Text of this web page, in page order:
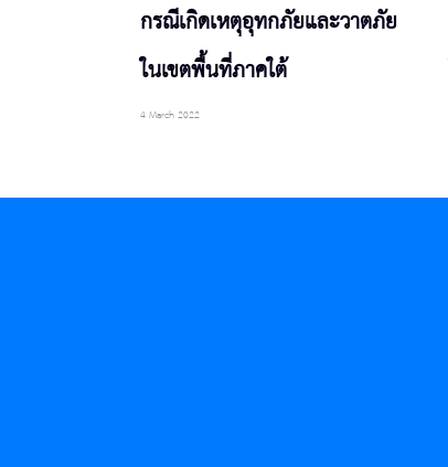
กรณีเกิดเหตุอุทกภัยและวาตภัย
ในเขตพื้นที่ภาคใต้
4 March 2022